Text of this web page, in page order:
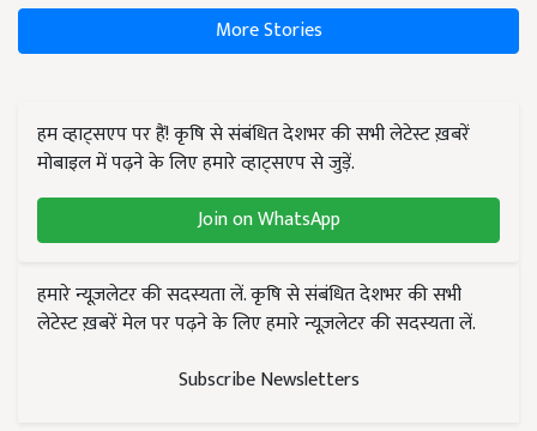
More Stories
हम व्हाट्सएप पर हैं! कृषि से संबंधित देशभर की सभी लेटेस्ट ख़बरें
मोबाइल में पढ़ने के लिए हमारे व्हाट्सएप से जुड़ें.
Join on WhatsApp
हमारे न्यूज़लेटर की सदस्यता लें. कृषि से संबंधित देशभर की सभी
लेटेस्ट ख़बरें मेल पर पढ़ने के लिए हमारे न्यूज़लेटर की सदस्यता लें.
Subscribe Newsletters